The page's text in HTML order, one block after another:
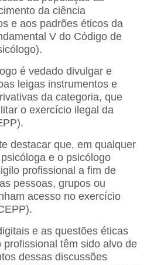
da ciência
e aos padrões éticos da
V do Código de
é vedado divulgar e
leigas instrumentos e
da categoria, que
o exercício ilegal da
destacar que, em qualquer
e o psicólogo
profissional a fim de
pessoas, grupos ou
acesso no exercício
e as questões éticas
têm sido alvo de
dessas discussões